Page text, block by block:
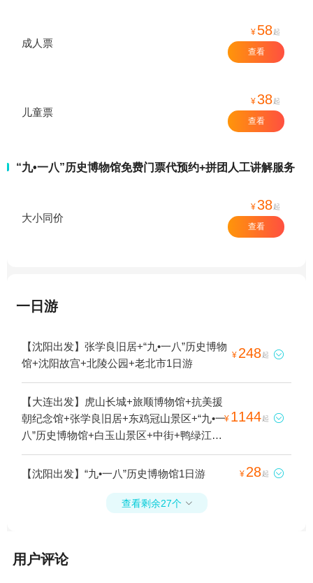
成人票
¥ 58起
查看
儿童票
¥38起
查看
“九•一八”历史博物馆免费门票代预约+拼团人工讲解服务
大小同价
¥38起
查看
一日游
【沈阳出发】张学良旧居+“九•一八”历史博物
馆+沈阳故宫+北陵公园+老北市1日游
¥ 248起 
【大连出发】虎山长城+旅顺博物馆+抗美援
朝纪念馆+张学良旧居+东鸡冠山景区+“九•一
八”历史博物馆+白玉山景区+中街+鸭绿江断
桥+星海广场+大连·俄罗斯风情街+棒棰岛+清
昭陵+沈阳故宫+旅顺军港+沈阳故宫博物院-
阳沟+河口景区+燕窝铁路桥遗址+旅顺潜艇
码头内河游船+赵一荻故居+有轨电车(机车商
厦店)+小平岛游艇码头+星海跨海大桥+旅顺
¥ 1144起 
【沈阳出发】“九•一八”历史博物馆1日游 ¥ 28起 
查看剩余27个 
用户评论